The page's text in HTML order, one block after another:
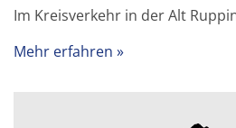
Im Kreisverkehr in der Alt
Mehr erfahren